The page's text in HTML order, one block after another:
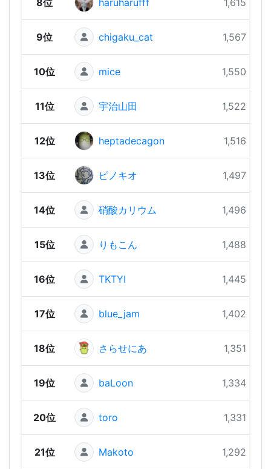
9位 chigaku_cat 1,567 pts
10位 mice 1,550 pts
11位 宇治山田 1,522 pts
12位 heptadecagon 1,516 pts
13位 ピノキオ 1,497 pts
14位 硝酸カリウム 1,496 pts
15位 りもこん 1,488 pts
16位 TKTYI 1,445 pts
17位 blue_jam 1,402 pts
18位 さらせにあ 1,351 pts
19位 baLoon 1,334 pts
20位 toro 1,331 pts
21位 Makoto 1,292 pts